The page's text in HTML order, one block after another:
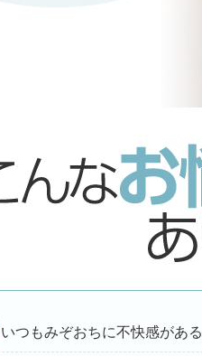
いつもみぞおちに不快感がある